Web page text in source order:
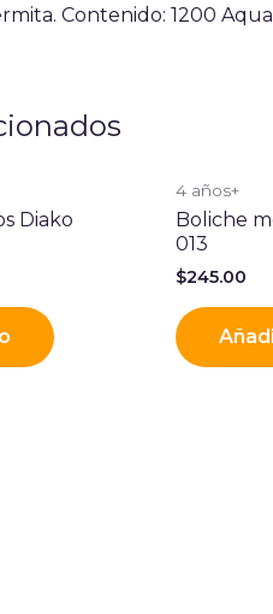
Contenido: 1200 Aqua
Diako
4 años+
Boliche
013
$245.00